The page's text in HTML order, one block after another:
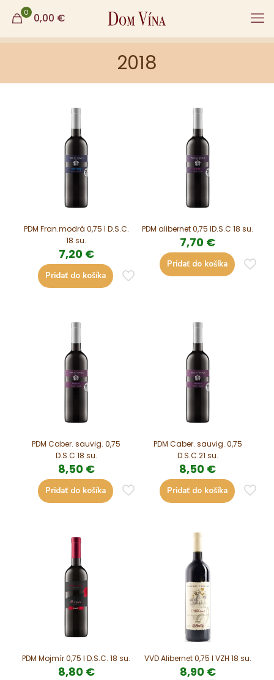
0 0,00 €
2018
PDM Fran.modrá 0,75 l D.S.C.
18 su.
7,20 €
Pridať do košíka
PDM alibernet 0,75 lD.S.C 18 su.
7,70 €
Pridať do košíka
PDM Caber. sauvig. 0,75
D.S.C.18 su.
8,50 €
Pridať do košíka
PDM Caber. sauvig. 0,75
D.S.C.21 su.
8,50 €
Pridať do košíka
PDM Mojmír 0,75 l D.S.C. 18 su.
8,80 €
VVD Alibernet 0,75 l VZH 18 su.
8,90 €